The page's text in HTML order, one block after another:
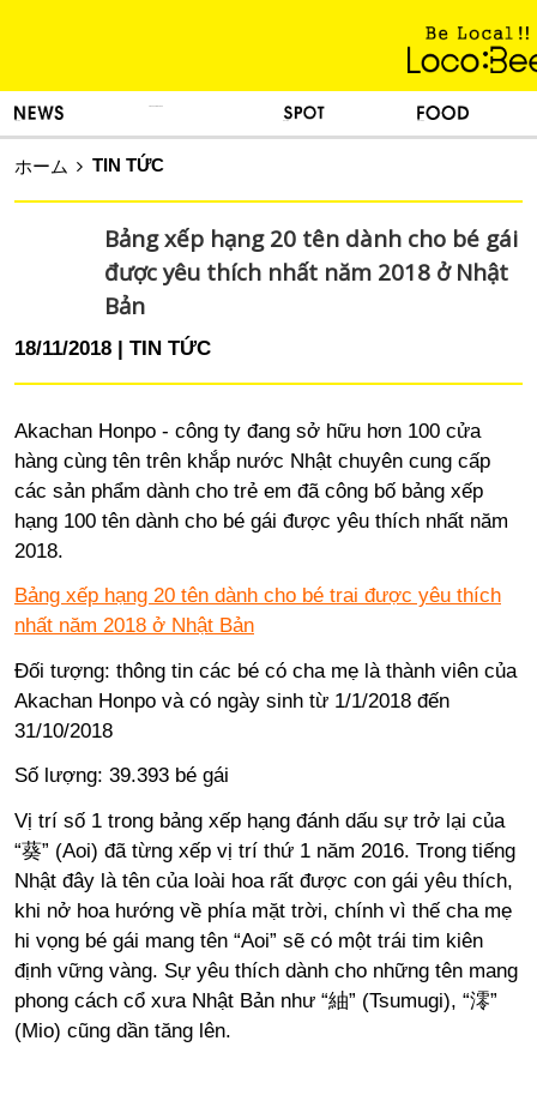
ホーム TIN TỨC
Bảng xếp hạng 20 tên dành cho bé gái
được yêu thích nhất năm 2018 ở Nhật
Bản
18/11/2018 TIN TỨC
Akachan Honpo - công ty đang sở hữu hơn 100 cửa
hàng cùng tên trên khắp nước Nhật chuyên cung cấp
các sản phẩm dành cho trẻ em đã công bố bảng xếp
hạng 100 tên dành cho bé gái được yêu thích nhất năm
2018.
Bảng xếp hạng 20 tên dành cho bé trai được yêu thích
nhất năm 2018 ở Nhật Bản
Đối tượng: thông tin các bé có cha mẹ là thành viên của
Akachan Honpo và có ngày sinh từ 1/1/2018 đến
31/10/2018
Số lượng: 39.393 bé gái
Vị trí số 1 trong bảng xếp hạng đánh dấu sự trở lại của
“葵” (Aoi) đã từng xếp vị trí thứ 1 năm 2016. Trong tiếng
Nhật đây là tên của loài hoa rất được con gái yêu thích,
khi nở hoa hướng về phía mặt trời, chính vì thế cha mẹ
hi vọng bé gái mang tên “Aoi” sẽ có một trái tim kiên
định vững vàng. Sự yêu thích dành cho những tên mang
phong cách cổ xưa Nhật Bản như “紬” (Tsumugi), “澪”
(Mio) cũng dần tăng lên.